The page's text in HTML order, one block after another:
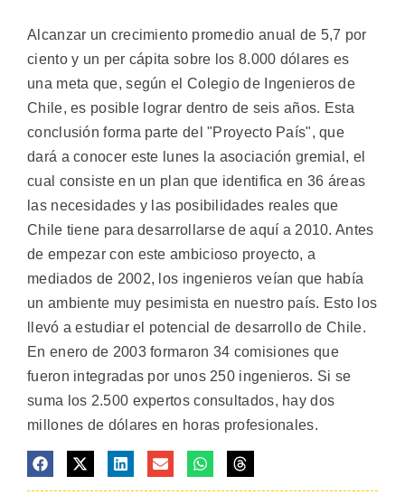
Alcanzar un crecimiento promedio anual de 5,7 por
ciento y un per cápita sobre los 8.000 dólares es
una meta que, según el Colegio de Ingenieros de
Chile, es posible lograr dentro de seis años. Esta
conclusión forma parte del "Proyecto País", que
dará a conocer este lunes la asociación gremial, el
cual consiste en un plan que identifica en 36 áreas
las necesidades y las posibilidades reales que
Chile tiene para desarrollarse de aquí a 2010. Antes
de empezar con este ambicioso proyecto, a
mediados de 2002, los ingenieros veían que había
un ambiente muy pesimista en nuestro país. Esto los
llevó a estudiar el potencial de desarrollo de Chile.
En enero de 2003 formaron 34 comisiones que
fueron integradas por unos 250 ingenieros. Si se
suma los 2.500 expertos consultados, hay dos
millones de dólares en horas profesionales.